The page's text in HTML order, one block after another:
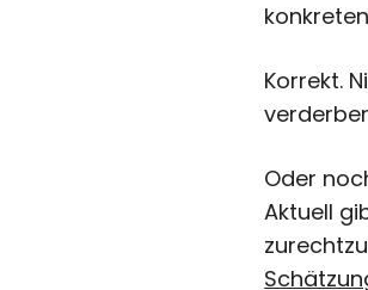
Korrekt.
Oder
Aktuell